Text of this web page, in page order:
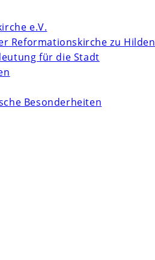
e.V.
Reformationskirche zu Hilden
für die Stadt
Besonderheiten